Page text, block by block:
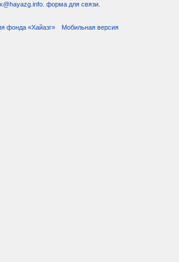
форма для связи
фонда «Хайазг» Мобильная версия